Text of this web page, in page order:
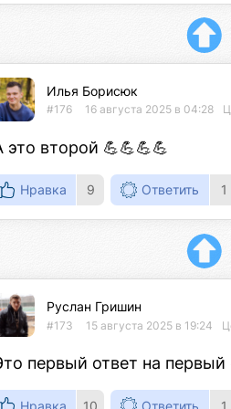
Илья Борисюк
#176 16 августа 2025 в 04:28
это второй 💪💪💪💪
Нравка 9 Ответить 1
Руслан Гришин
#173 15 августа 2025 в 19:24
первый ответ на первый
Нравка 10 Ответить 1